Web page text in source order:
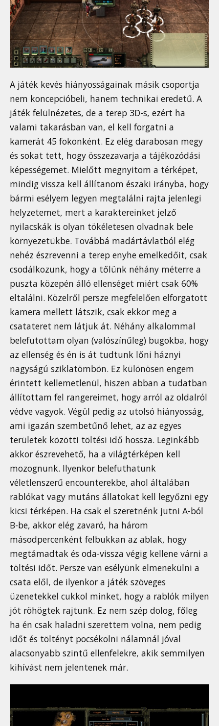
A játék kevés hiányosságainak másik csoportja
nem koncepcióbeli, hanem technikai eredetű. A
játék felülnézetes, de a terep 3D-s, ezért ha
valami takarásban van, el kell forgatni a
kamerát 45 fokonként. Ez elég darabosan megy
és sokat tett, hogy összezavarja a tájékozódási
képességemet. Mielőtt megnyitom a térképet,
mindig vissza kell állítanom északi irányba, hogy
bármi esélyem legyen megtalálni rajta jelenlegi
helyzetemet, mert a karaktereinket jelző
nyilacskák is olyan tökéletesen olvadnak bele
környezetükbe. Továbbá madártávlatból elég
nehéz észrevenni a terep enyhe emelkedőit, csak
csodálkozunk, hogy a tőlünk néhány méterre a
puszta közepén álló ellenséget miért csak 60%
eltalálni. Közelről persze megfelelően elforgatott
kamera mellett látszik, csak ekkor meg a
csatateret nem látjuk át. Néhány alkalommal
belefutottam olyan (valószínűleg) bugokba, hogy
az ellenség és én is át tudtunk lőni háznyi
nagyságú sziklatömbön. Ez különösen engem
érintett kellemetlenül, hiszen abban a tudatban
állítottam fel rangereimet, hogy arról az oldalról
védve vagyok. Végül pedig az utolsó hiányosság,
ami igazán szembetűnő lehet, az az egyes
területek közötti töltési idő hossza. Leginkább
akkor észrevehető, ha a világtérképen kell
mozognunk. Ilyenkor belefuthatunk
véletlenszerű encounterekbe, ahol általában
rablókat vagy mutáns állatokat kell legyőzni egy
kicsi térképen. Ha csak el szeretnénk jutni A-ból
B-be, akkor elég zavaró, ha három
másodpercenként felbukkan az ablak, hogy
megtámadtak és oda-vissza végig kellene várni a
töltési időt. Persze van esélyünk elmenekülni a
csata elől, de ilyenkor a játék szöveges
üzenetekkel cukkol minket, hogy a rablók milyen
jót röhögtek rajtunk. Ez nem szép dolog, főleg
ha én csak haladni szerettem volna, nem pedig
időt és töltényt pocsékolni nálamnál jóval
alacsonyabb szintű ellenfelekre, akik semmilyen
kihívást nem jelentenek már.